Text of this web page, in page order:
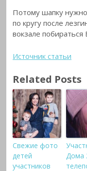
Потому шапку
по кругу после
вокзале
Источник статьи
Related Posts
Свежие фото
детей
участников
Дома